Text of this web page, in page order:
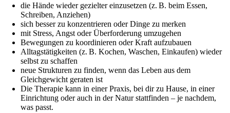
die Hände wieder gezielter einzusetzen (z. B. beim Essen,
Schreiben, Anziehen)
sich besser zu konzentrieren oder Dinge zu merken
mit Stress, Angst oder Überforderung umzugehen
Bewegungen zu koordinieren oder Kraft aufzubauen
Alltagstätigkeiten (z. B. Kochen, Waschen, Einkaufen) wieder
selbst zu schaffen
neue Strukturen zu finden, wenn das Leben aus dem
Gleichgewicht geraten ist
Die Therapie kann in einer Praxis, bei dir zu Hause, in einer
Einrichtung oder auch in der Natur stattfinden – je nachdem,
was passt.